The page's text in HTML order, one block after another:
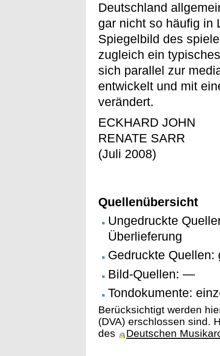
Deutschland
gar nicht so häufig in
Spiegelbild des
zugleich ein
sich parallel zur
entwickelt und mit
verändert.
ECKHARD JOHN
RENATE SARR
(Juli 2008)
Quellenübersicht
Ungedruckte
Überlieferung
Gedruckte
Bild-Quellen: —
Tondokumente:
Berücksichtigt werden
(DVA) erschlossen sind.
des
Deutschen